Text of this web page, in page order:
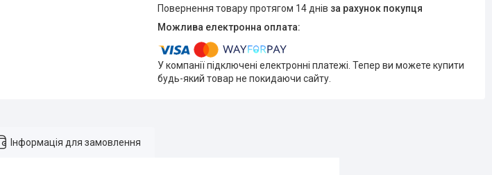
повернення товару протягом 14 днів за рахунок покупця
У компанії підключені електронні платежі. Тепер ви можете купити
будь-який товар не покидаючи сайту.
Інформація для замовлення